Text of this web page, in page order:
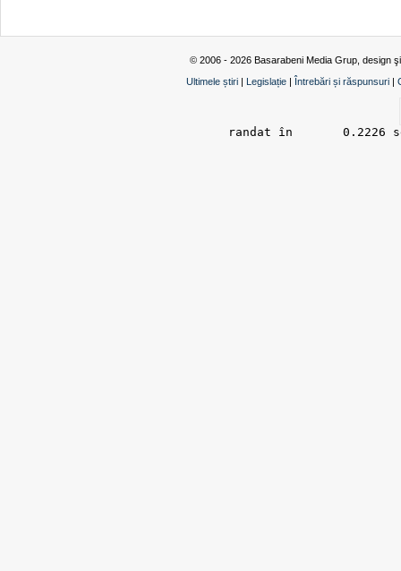
© 2006 - 2026 Basarabeni Media Grup, design
Ultimele știri
Legislație Întrebări și răspunsuri
randat în